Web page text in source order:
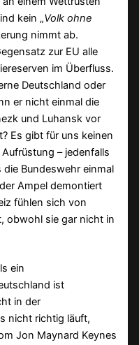
kein „Volk ohne
nimmt ab.
zur EU alle
im Überfluss.
Deutschland oder
er nicht einmal die
und Luhansk vor
Es gibt für uns keinen
– jedenfalls
Bundeswehr einmal
Ampel demontiert
fühlen sich von
obwohl sie gar nicht in
ein
ist
in der
nicht richtig läuft,
Jon Maynard Keynes